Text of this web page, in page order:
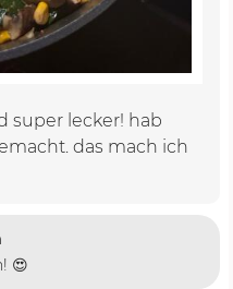
super lecker! hab
das mach ich
😍